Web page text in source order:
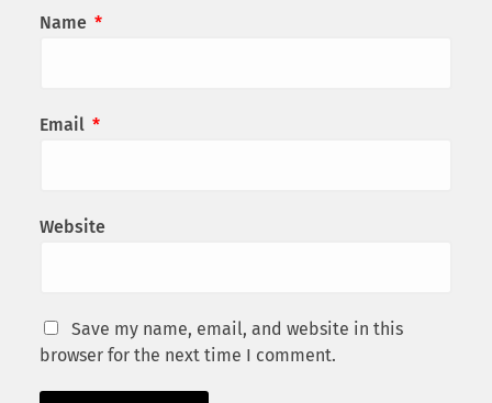
Name *
Email *
Website
Save my name, email, and website in this
browser for the next time I comment.